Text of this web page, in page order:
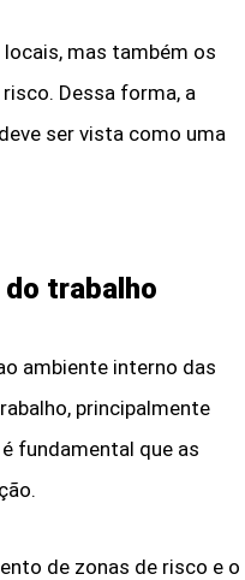
mas também os
Dessa forma, a
ser vista como uma
do trabalho
ambiente interno das
principalmente
fundamental que as
de zonas de risco e o